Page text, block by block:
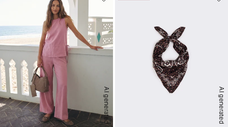
AI generated AI generated